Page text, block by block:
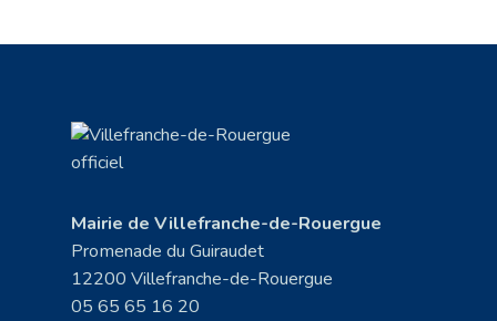
Mairie de Villefranche-de-Rouergue
Promenade du Guiraudet
12200 Villefranche-de-Rouergue
05 65 65 16 20